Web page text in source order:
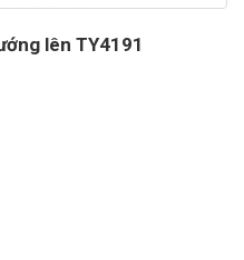
lên TY4191